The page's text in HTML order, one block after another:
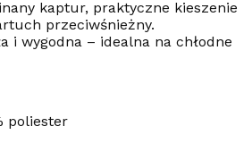
kaptur, praktyczne kieszenie
przeciwśnieżny.
i wygodna – idealna na chłodne
poliester